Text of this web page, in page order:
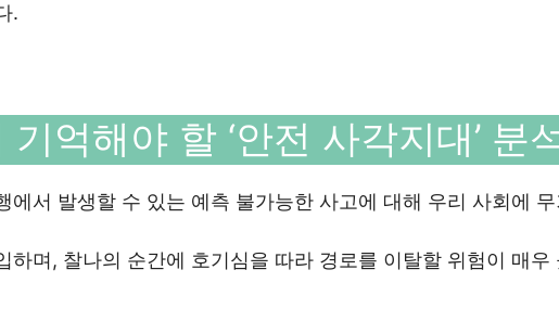
.
억해야 할 ‘안전 사각지대’ 분
에서 발생할 수 있는 예측 불가능한 사고에 대해 우리 사회에
하며, 찰나의 순간에 호기심을 따라 경로를 이탈할 위험이 매우